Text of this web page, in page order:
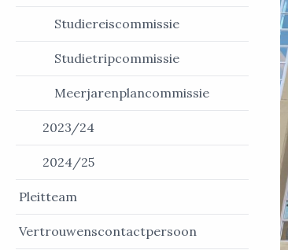
Studiereiscommissie
Studietripcommissie
Meerjarenplancommissie
2023/24
2024/25
Pleitteam
Vertrouwenscontactpersoon